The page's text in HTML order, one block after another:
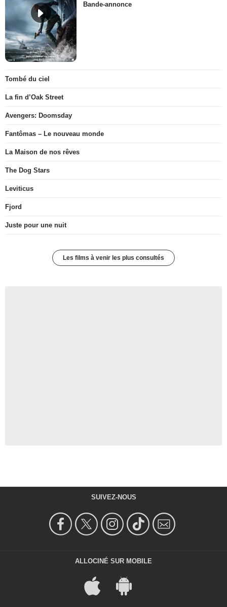
Bande-annonce
Tombé du ciel
La fin d’Oak Street
Avengers: Doomsday
Fantômas – Le nouveau monde
La Maison de nos rêves
The Dog Stars
Leviticus
Fjord
Juste pour une nuit
Les films à venir les plus consultés
SUIVEZ-NOUS
ALLOCINÉ SUR MOBILE